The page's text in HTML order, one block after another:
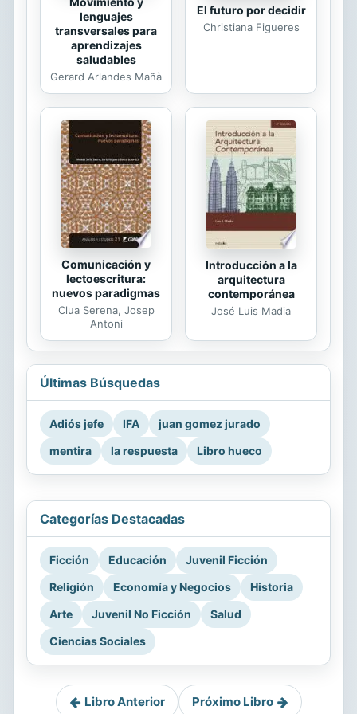
lenguajes
transversales para
aprendizajes
saludables
Gerard Arlandes Mañà
El futuro por decidir
Christiana Figueres
Comunicación y
lectoescritura:
nuevos paradigmas
Clua Serena, Josep
Antoni
Introducción a la
arquitectura
contemporánea
José Luis Madia
Últimas Búsquedas
Adiós jefe IFA
juan gomez jurado
mentira
la respuesta Libro hueco
Categorías Destacadas
Ficción Educación
Juvenil Ficción
Religión
Economía y Negocios
Historia
Arte
Juvenil No Ficción
Salud
Ciencias Sociales
Libro Anterior Próximo Libro